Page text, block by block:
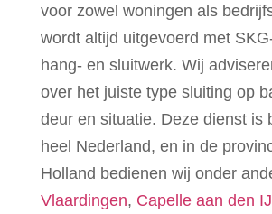
voor zowel woningen als
wordt altijd uitgevoerd met
hang- en sluitwerk. Wij
over het juiste type sluiting op
deur en situatie. Deze dienst is
heel Nederland, en in de
Holland bedienen wij onder
Vlaardingen, Capelle aan den